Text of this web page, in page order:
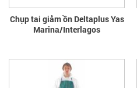
Chụp tai giảm ồn Deltaplus Yas
Marina/Interlagos